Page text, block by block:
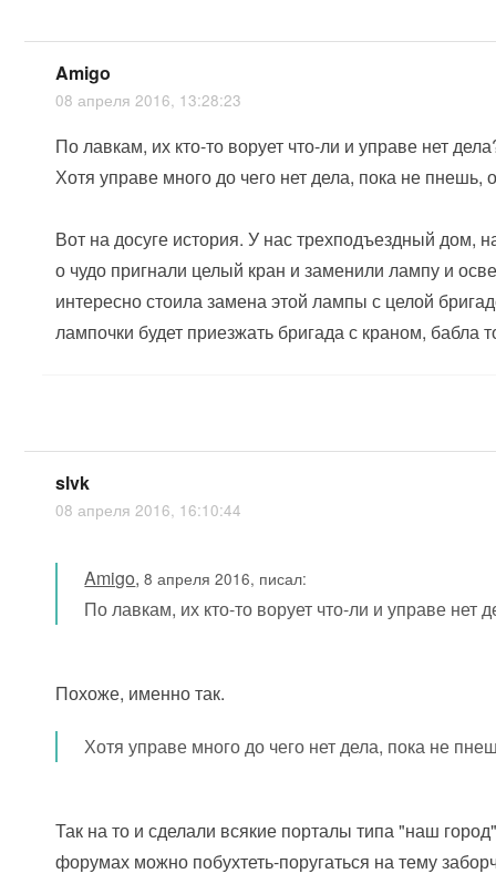
Amigo
08 апреля 2016, 13:28:23
По лавкам, их кто-то ворует что-ли и управе нет
Хотя управе много до чего нет дела, пока не пнешь,
Вот на досуге история. У нас трехподъездный дом,
о чудо пригнали целый кран и заменили лампу и
интересно стоила замена этой лампы с целой
лампочки будет приезжать бригада с краном, бабла
slvk
08 апреля 2016, 16:10:44
Amigo,8 апреля 2016, писал:
По лавкам, их кто-то ворует что-ли и управе нет
Похоже, именно так.
Хотя управе много до чего нет дела, пока не
Так на то и сделали всякие порталы типа "наш
форумах можно побухтеть-поругаться на тему